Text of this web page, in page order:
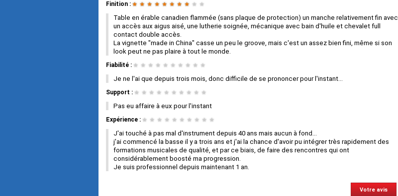
Finition : ★ ★ ★ ★ ★ ★ ★ ★ ★ ★
Table en érable canadien flammée (sans plaque de protection) un manche relativement fin avec
un accès aux aigus aisé, une lutherie soignée, mécanique avec bain d'huile et chevalet full
contact double accès.
La vignette "made in China" casse un peu le groove, mais c'est un assez bien fini, même si son
look peut ne pas plaire à tout le monde.
Fiabilité : ★ ★ ★ ★ ★ ★ ★ ★ ★ ★
Je ne l'ai que depuis trois mois, donc difficile de se prononcer pour l'instant...
Support : ★ ★ ★ ★ ★ ★ ★ ★ ★ ★
Pas eu affaire à eux pour l'instant
Expérience : ★ ★ ★ ★ ★ ★ ★ ★ ★ ★
J'ai touché à pas mal d'instrument depuis 40 ans mais aucun à fond...
j'ai commencé la basse il y a trois ans et j'ai la chance d'avoir pu intégrer très rapidement des
formations musicales de qualité, et par ce biais, de faire des rencontres qui ont
considérablement boosté ma progression.
Je suis professionnel depuis maintenant 1 an.
Votre avis